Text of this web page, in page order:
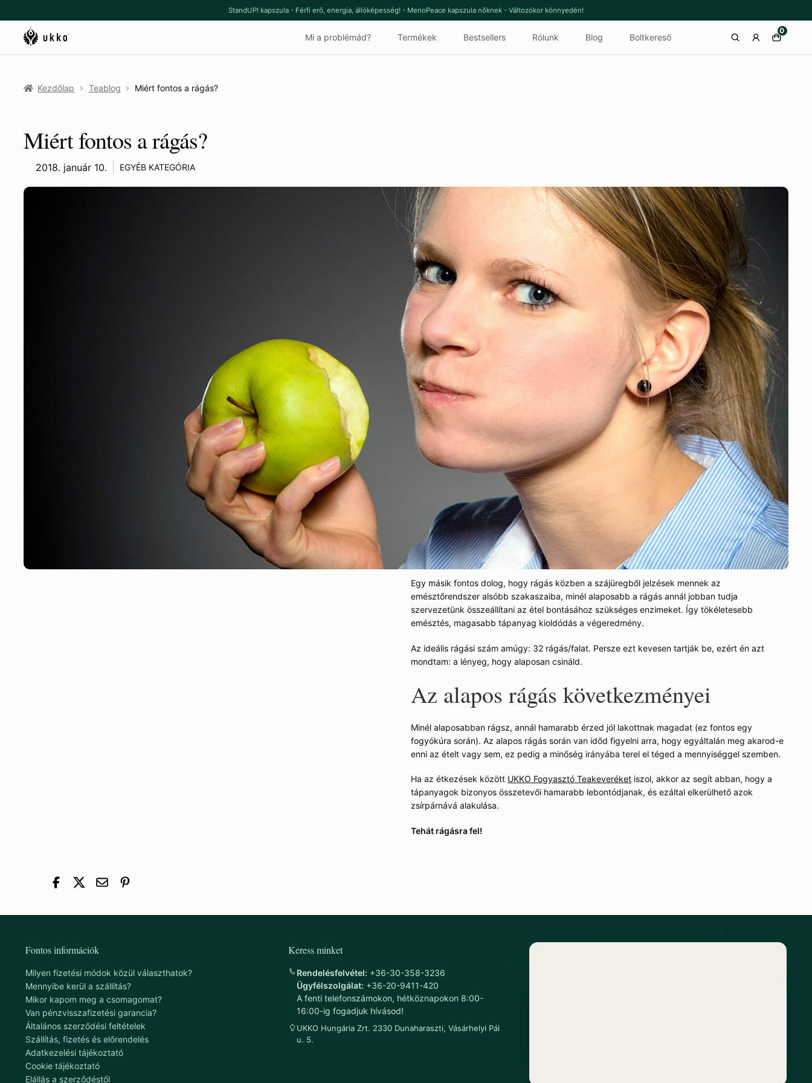
a
navigációhoz
a
tartalomba
StandUP! kapszula - Férfi erő, energia, állóképesség! - MenoPeace kapszula nőknek - Változókor könnyedén!
Mi a problémád? Termékek Bestsellers Rólunk Blog Boltkereső
0
Kezdőlap Teablog Miért fontos a rágás?
Miért fontos a rágás?
2018. január 10. EGYÉB KATEGÓRIA
Egy másik fontos dolog, hogy rágás közben a szájüregből jelzések mennek az
emésztőrendszer alsóbb szakaszaiba, minél alaposabb a rágás annál jobban tudja
szervezetünk összeállítani az étel bontásához szükséges enzimeket. Így tökéletesebb
emésztés, magasabb tápanyag kioldódás a végeredmény.
Az ideális rágási szám amúgy: 32 rágás/falat. Persze ezt kevesen tartják be, ezért én azt
mondtam: a lényeg, hogy alaposan csináld.
Az alapos rágás következményei
Minél alaposabban rágsz, annál hamarabb érzed jól lakottnak magadat (ez fontos egy
fogyókúra során). Az alapos rágás során van időd figyelni arra, hogy egyáltalán meg akarod-e
enni az ételt vagy sem, ez pedig a minőség irányába terel el téged a mennyiséggel szemben.
Ha az étkezések között UKKO Fogyasztó Teakeveréketiszol, akkor az segít abban, hogy a
tápanyagok bizonyos összetevői hamarabb lebontódjanak, és ezáltal elkerülhető azok
zsírpárnává alakulása.
Tehát rágásra fel!
Fontos információk
Milyen fizetési módok közül választhatok?
Mennyibe kerül a szállítás?
Mikor kapom meg a csomagomat?
Van pénzvisszafizetési garancia?
Általános szerződési feltételek
Szállítás, fizetés és előrendelés
Adatkezelési tájékoztató
Cookie tájékoztató
Elállás a szerződéstől
Keress minket
Rendelésfelvétel: +36-30-358-3236
Ügyfélszolgálat: +36-20-9411-420
A fenti telefonszámokon, hétköznapokon 8:00-
16:00-ig fogadjuk hívásod!
UKKO Hungária Zrt. 2330 Dunaharaszti, Vásárhelyi Pál
u. 5.